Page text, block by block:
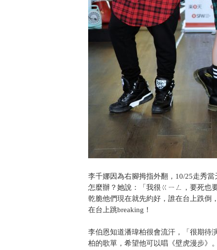
李千娜因為右腳拇指外翻，10/25走秀
怎麼辦？她說：「我很ㄍㄧㄥ，要死也
乾脆他們現在就先約好，誰在台上跌倒
在台上跳breaking！
李伯恩知道潘瑋柏很會流汗，「很期待
柏的歌單，希望他可以唱《壁虎漫步》